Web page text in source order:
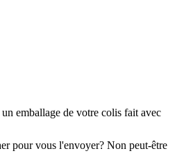
emballage de votre colis fait avec
pour vous l'envoyer? Non peut-être